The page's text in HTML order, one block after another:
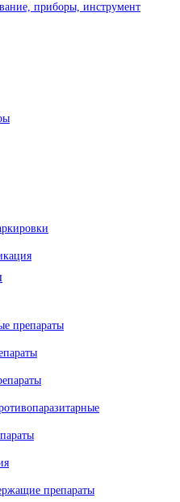
приборы, инструмент
препараты
препараты